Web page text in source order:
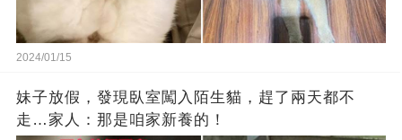
2024/01/15
妹子放假，發現臥室闖入陌生貓，趕了兩天都不
走…家人：那是咱家新養的！